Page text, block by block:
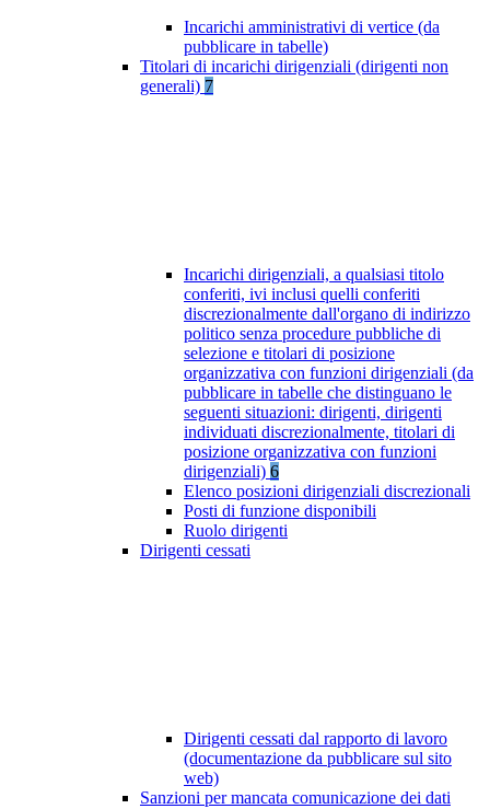
Incarichi amministrativi di vertice (da
pubblicare in tabelle)
Titolari di incarichi dirigenziali (dirigenti non
generali) 7
Incarichi dirigenziali, a qualsiasi titolo
conferiti, ivi inclusi quelli conferiti
discrezionalmente dall'organo di indirizzo
politico senza procedure pubbliche di
selezione e titolari di posizione
organizzativa con funzioni dirigenziali (da
pubblicare in tabelle che distinguano le
seguenti situazioni: dirigenti, dirigenti
individuati discrezionalmente, titolari di
posizione organizzativa con funzioni
dirigenziali) 6
Elenco posizioni dirigenziali discrezionali
Posti di funzione disponibili
Ruolo dirigenti
Dirigenti cessati
Dirigenti cessati dal rapporto di lavoro
(documentazione da pubblicare sul sito
web)
Sanzioni per mancata comunicazione dei dati